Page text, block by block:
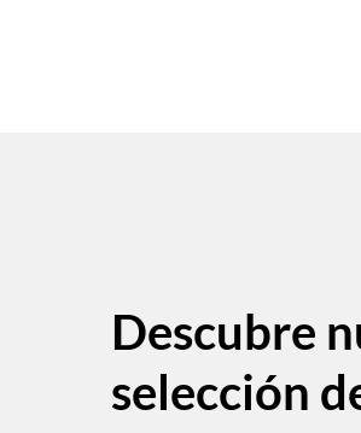
Descubre
selección